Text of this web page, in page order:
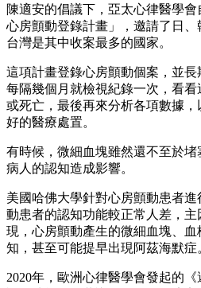
陳適安的倡議下，亞太心律醫學
心房顫動登錄計畫」，邀請了日、
台灣是其中收案最多的國家。
這項計畫登錄心房顫動個案，並長
每隔幾個月就檢視紀錄一次，看
或死亡，最後再來分析各項數據
好的醫療處置。
有時候，微細血塊雖然還不至於
病人的認知造成影響。
美國哈佛大學針對心房顫動患者
動患者的認知功能較正常人差，
現，心房顫動產生的微細血塊、
知，甚至可能提早出現阿茲海默症
2020年，歐洲心律醫學會發起的